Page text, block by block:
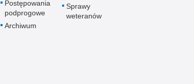
Nietrzeźwi kierujący
Nietrzeźwi opiekunowie
Postępowania
podprogowe
Archiwum
Sprawy
weteranów